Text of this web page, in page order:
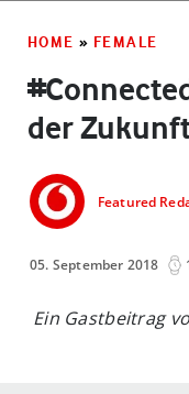
HOME » FEMALE
der
Featured
05. September 2018
Ein Gastbeitrag